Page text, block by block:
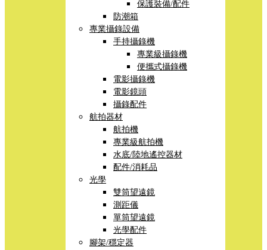
保護裝備/配件
防潮箱
專業攝錄設備
手持攝錄機
專業級攝錄機
便攜式攝錄機
電影攝錄機
電影鏡頭
攝錄配件
航拍器材
航拍機
專業級航拍機
水底/陸地遙控器材
配件/消耗品
光學
雙筒望遠鏡
測距儀
單筒望遠鏡
光學配件
腳架/穩定器